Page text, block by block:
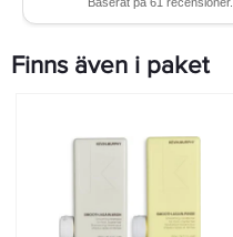
Finns även i paket